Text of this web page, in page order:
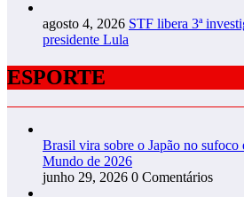
agosto 4, 2026 STF libera 3ª
presidente Lula
ESPORTE
Brasil vira sobre o Japão no sufoco
Mundo de 2026
junho 29, 2026 0 Comentários